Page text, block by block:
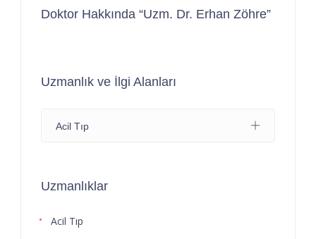
Doktor Hakkında “Uzm. Dr. Erhan Zöhre”
Uzmanlık ve İlgi Alanları
Acil Tıp
Uzmanlıklar
Acil Tıp